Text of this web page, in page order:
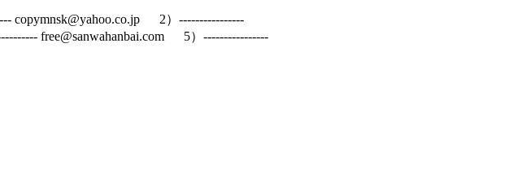
copymnsk@yahoo.co.jp 2）----------------
free@sanwahanbai.com 5）----------------